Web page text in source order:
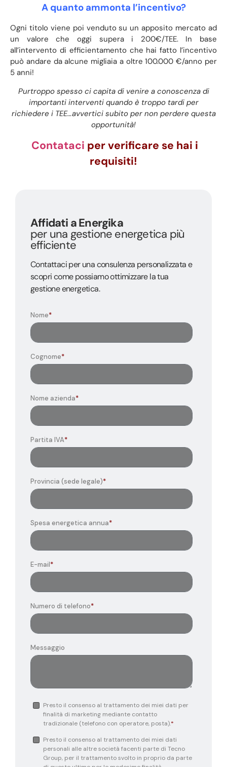
A quanto ammonta l’incentivo?
Ogni titolo viene poi venduto su un apposito mercato ad
un valore che oggi supera i 200€/TEE. In base
all’intervento di efficientamento che hai fatto l’incentivo
può andare da alcune migliaia a oltre 100.000 €/anno per
5 anni!
Purtroppo spesso ci capita di venire a conoscenza di
importanti interventi quando è troppo tardi per
richiedere i TEE…avvertici subito per non perdere questa
opportunità!
Contataci per verificare se hai i
requisiti!
Affidati a Energika
per una gestione energetica più
efficiente
Contattaci per una consulenza personalizzata e
scopri come possiamo ottimizzare la tua
gestione energetica.